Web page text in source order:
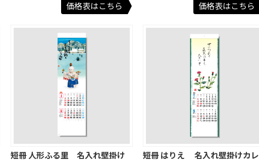
価格表はこちら 価格表はこちら
短冊 人形ふる里 名入れ壁掛け
短冊 はりえ 名入れ壁掛けカレ